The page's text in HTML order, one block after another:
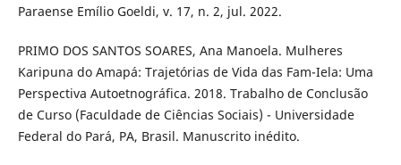
Paraense Emílio Goeldi, v. 17, n. 2, jul. 2022.
PRIMO DOS SANTOS SOARES, Ana Manoela. Mulheres
Karipuna do Amapá: Trajetórias de Vida das Fam-Iela: Uma
Perspectiva Autoetnográfica. 2018. Trabalho de Conclusão
de Curso (Faculdade de Ciências Sociais) - Universidade
Federal do Pará, PA, Brasil. Manuscrito inédito.